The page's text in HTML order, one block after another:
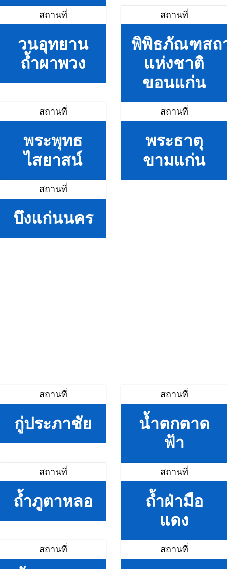
สถานที่
วนอุทยาน
ถ้ำผาพวง
สถานที่
พิพิธภัณฑสถ
แห่งชาติ
ขอนแก่น
สถานที่
พระพุทธ
ไสยาสน์
สถานที่
พระธาตุ
ขามแก่น
สถานที่
บึงแก่นนคร
สถานที่
กู่ประภาชัย
สถานที่
น้ำตกตาด
ฟ้า
สถานที่
ถ้ำภูตาหลอ
สถานที่
ถ้ำฝ่ามือ
แดง
สถานที่ สถานที่